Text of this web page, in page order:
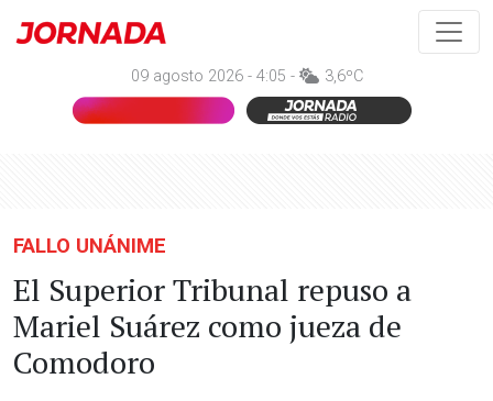
09 agosto 2026 - 4:05 - 3,6ºC
FALLO UNÁNIME
El Superior Tribunal repuso a
Mariel Suárez como jueza de
Comodoro